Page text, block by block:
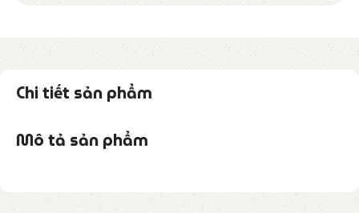
Chi tiết sản phẩm
Mô tả sản phẩm